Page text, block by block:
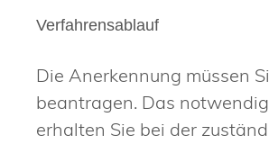
Verfahrensablauf
Die Anerkennung müssen
beantragen. Das
erhalten Sie bei der